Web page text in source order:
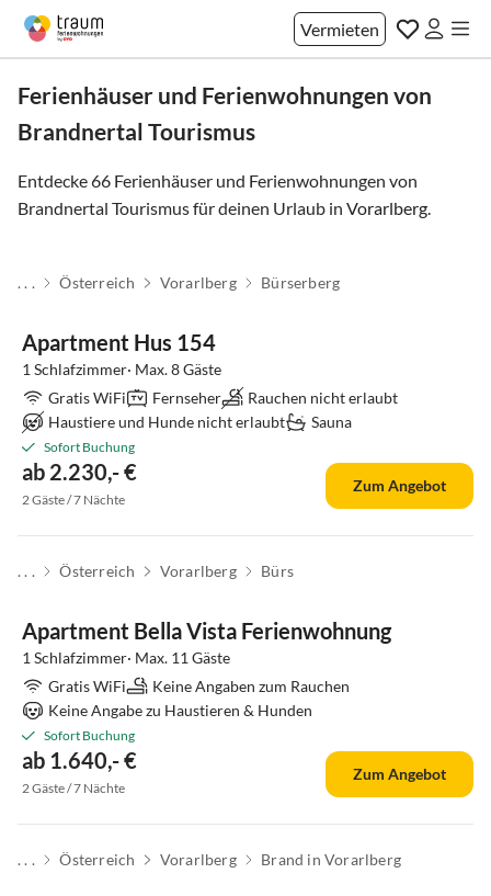
Vermieten
Ferienhäuser und Ferienwohnungen von
Brandnertal Tourismus
Entdecke 66 Ferienhäuser und Ferienwohnungen von
Brandnertal Tourismus für deinen Urlaub in Vorarlberg.
. . . Österreich Vorarlberg Bürserberg
Apartment Hus 154
1 Schlafzimmer· Max. 8 Gäste
Gratis WiFi
Fernseher
Rauchen nicht erlaubt
Haustiere und Hunde nicht erlaubt
Sauna
Sofort Buchung
ab 2.230,- €
2 Gäste / 7 Nächte
Zum Angebot
. . . Österreich Vorarlberg Bürs
Apartment Bella Vista Ferienwohnung
1 Schlafzimmer· Max. 11 Gäste
Gratis WiFi
Keine Angaben zum Rauchen
Keine Angabe zu Haustieren & Hunden
Sofort Buchung
ab 1.640,- €
2 Gäste / 7 Nächte
Zum Angebot
. . . Österreich Vorarlberg Brand in Vorarlberg